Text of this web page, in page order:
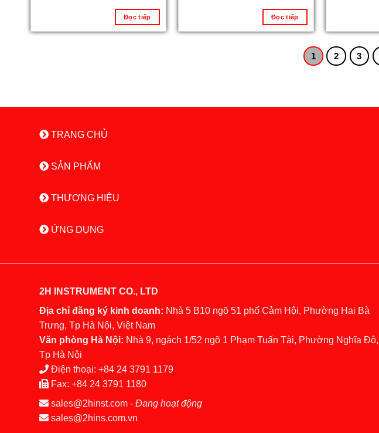
Đọc tiếp Đọc tiếp
1 2 3
TRANG CHỦ
SẢN PHẨM
THƯƠNG HIỆU
ỨNG DỤNG
2H INSTRUMENT CO., LTD
Địa chỉ đăng ký kinh doanh: Nhà 5 B10 ngõ 51 phố Cảm Hội, Phường Hai Bà
Trưng, Tp Hà Nội, Việt Nam
Văn phòng Hà Nội: Nhà 9, ngách 1/52 ngõ 1 Phạm Tuấn Tài, Phường Nghĩa Đô,
Tp Hà Nội
Điện thoại: +84 24 3791 1179
Fax: +84 24 3791 1180
sales@2hinst.com - Đang hoạt động
sales@2hins.com.vn